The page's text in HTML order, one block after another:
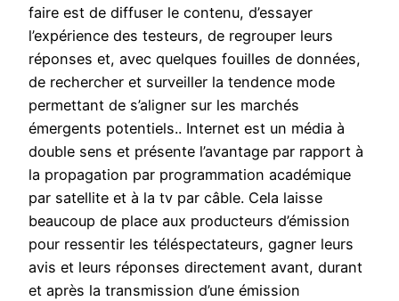
faire est de diffuser le contenu, d’essayer
l’expérience des testeurs, de regrouper leurs
réponses et, avec quelques fouilles de données,
de rechercher et surveiller la tendence mode
permettant de s’aligner sur les marchés
émergents potentiels.. Internet est un média à
double sens et présente l’avantage par rapport à
la propagation par programmation académique
par satellite et à la tv par câble. Cela laisse
beaucoup de place aux producteurs d’émission
pour ressentir les téléspectateurs, gagner leurs
avis et leurs réponses directement avant, durant
et après la transmission d’une émission